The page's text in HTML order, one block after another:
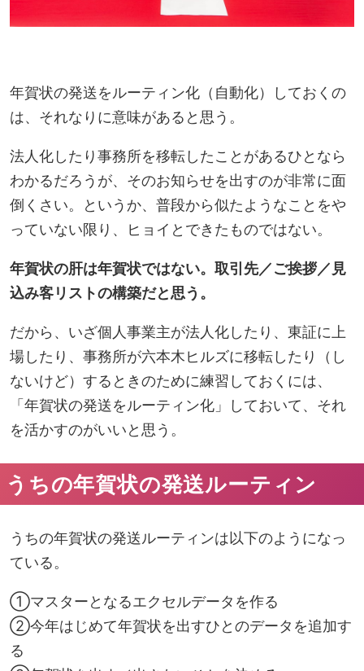
年賀状の発送をルーティン化（自動化）しておくの
は、それなりに意味があると思う。
法人化したり事務所を移転したことがあるひとなら
わかるだろうが、そのお知らせを出すのが非常に面
倒くさい。というか、普段から似たようなことをや
っていない限り、ヒョイとできたものではない。
年賀状の肝は年賀状ではない。取引先／ご挨拶／見
込み客リストの構築だと思う。
だから、いざ個人事業主が法人化したり、東証に上
場したり、事務所が六本木ヒルズに移転したり（し
ないけど）するときのために練習しておくには、
「年賀状の発送をルーティン化」しておいて、それ
を活かすのがいいと思う。
うちの年賀状の発送ルーティン
うちの年賀状の発送ルーティンは以下のようになっ
ている。
①マスターとなるエクセルデータを作る
②今年はじめて年賀状を出すひとのデータを追加す
る